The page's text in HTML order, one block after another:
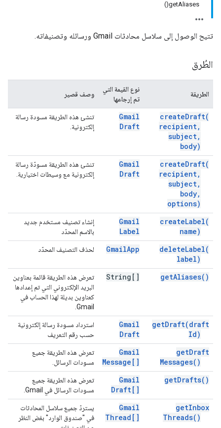
getAliases()
تتيح الوصول إلى سلاسل محادثات Gmail ورسائله وتصنيفاته.
الطُرق
الطريقة
نوع القيمة التي
تم إرجاعها
وصف قصير
createDraft(
recipient,
subject,
body)
Gmail
Draft
تنشئ هذه الطريقة مسودة رسالة
إلكترونية.
createDraft(
recipient,
subject,
body,
options)
Gmail
Draft
تنشئ هذه الطريقة مسودّة رسالة
إلكترونية مع وسيطات اختيارية.
createLabel(
name)
Gmail
Label
إنشاء تصنيف مستخدم جديد
بالاسم المحدّد
deleteLabel(
label)
GmailApp لحذف التصنيف المحدّد
getAliases( )
String[]
تعرض هذه الطريقة قائمة بعناوين
البريد الإلكتروني التي تم إعدادها
كعناوين بديلة لهذا الحساب في
Gmail.
getDraft(draft
Id)
Gmail
Draft
استرداد مسودة رسالة إلكترونية
حسب رقم التعريف
getDraft
Messages( )
Gmail
Message[]
تعرض هذه الطريقة جميع
مسودات الرسائل.
getDrafts( )
Gmail
Draft[]
تعرض هذه الطريقة جميع
مسودات الرسائل في Gmail.
getInbox
Threads( )
Gmail
Thread[]
يستردّ جميع سلاسل المحادثات
في "صندوق الوارد" بغض النظر